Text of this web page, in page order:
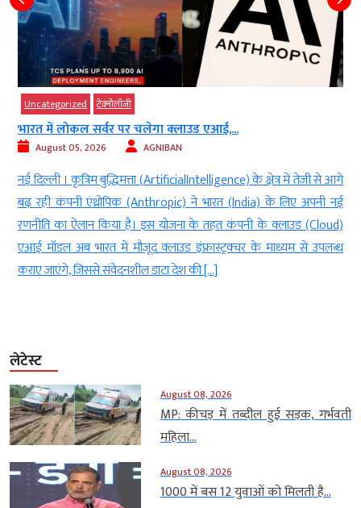
Uncategorized टेक्‍नोलॉजी
भारत में लोकल सर्वर पर चलेगा क्लाउड एआई,...
August 05, 2026 AGNIBAN
नई दिल्ली । कृत्रिम बुद्धिमत्ता (ArtificialIntelligence) के क्षेत्र में तेजी से आगे
बढ़ रही कंपनी एंथ्रोपिक (Anthropic) ने भारत (India) के लिए अपनी नई
रणनीति का ऐलान किया है। इस योजना के तहत कंपनी के क्लाउड (Cloud)
एआई मॉडल अब भारत में मौजूद क्लाउड इंफ्रास्ट्रक्चर के माध्यम से उपलब्ध
कराए जाएंगे, जिससे संवेदनशील डाटा देश की […]
लेटेस्ट
August 08, 2026
MP: कीचड़ में तब्दील हुई सड़क, गर्भवती
महिला...
August 08, 2026
1000 में बस 12 युवाओं को मिलती है...